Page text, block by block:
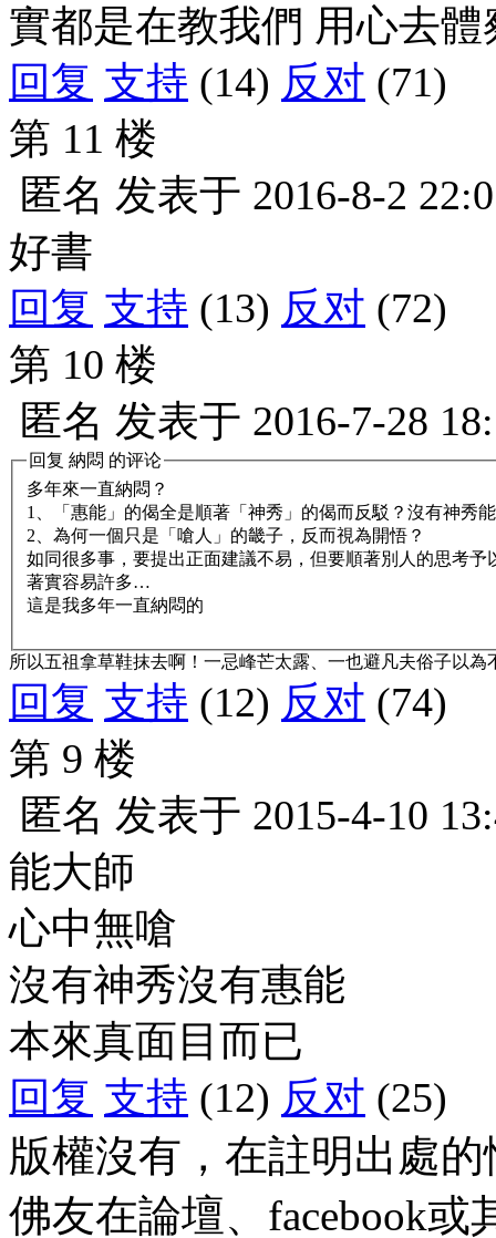
實都是在教我們 用心去
回复 支持 (14) 反对 (71)
第 11 楼
匿名 发表于 2016-8-2
好書
回复 支持 (13) 反对 (72)
第 10 楼
匿名 发表于 2016-7-28
回复 納悶 的评论
多年來一直納悶？
1、「惠能」的偈全是順著「神秀」的偈而反駁？沒有神秀
2、為何一個只是「嗆人」的畿子，反而視為開悟？
如同很多事，要提出正面建議不易，但要順著別人的思考予
著實容易許多…
這是我多年一直納悶的
所以五祖拿草鞋抹去啊！一忌峰芒太露、一也避凡夫俗子以
回复 支持 (12) 反对 (74)
第 9 楼
匿名 发表于 2015-4-10
能大師
心中無嗆
沒有神秀沒有惠能
本來真面目而已
回复 支持 (12) 反对 (25)
版權沒有，在註明出處
佛友在論壇、facebook